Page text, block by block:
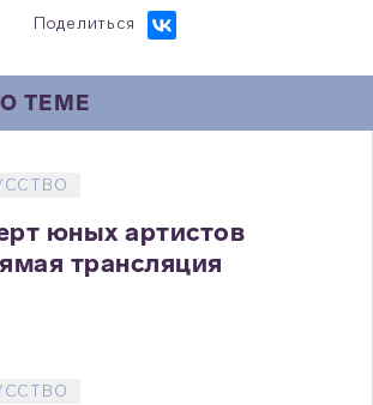
Поделиться
ТЕМЕ
юных артистов
трансляция